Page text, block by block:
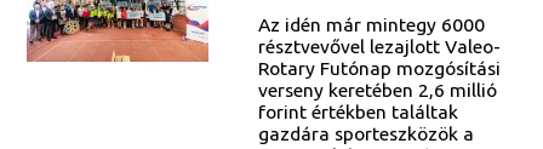
Az idén már mintegy 6000
résztvevővel lezajlott Valeo-
Rotary Futónap mozgósítási
verseny keretében 2,6 millió
forint értékben találtak
gazdára sporteszközök a